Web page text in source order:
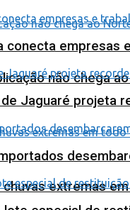
não chega
extremas
conecta empresas
Jaguaré projeta